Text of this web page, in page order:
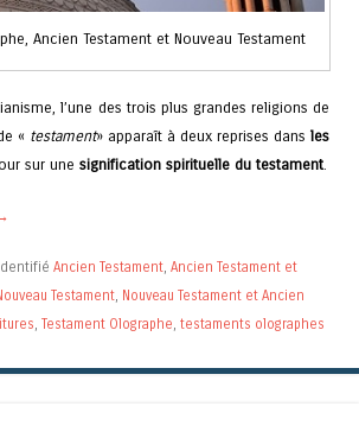
Ancien Testament et Nouveau Testament
l’une des trois plus grandes religions de
« testament» apparaît à deux reprises dans les
sur une signification spirituelle du testament.
Identifié Ancien Testament, Ancien Testament et
Testament, Nouveau Testament et Ancien
, Testament Olographe, testaments olographes